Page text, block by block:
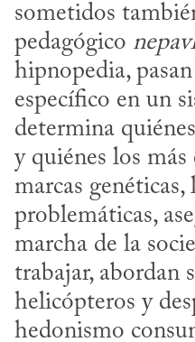
sometidos
pedagógico
hipnopedia,
específico en un
determina
y quiénes los
marcas genéticas,
problemáticas,
marcha de la
trabajar, abordan
helicópteros y
hedonismo